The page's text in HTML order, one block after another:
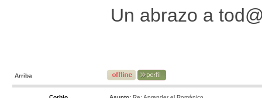
Un abrazo a
Arriba